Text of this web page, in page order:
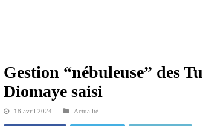
Gestion “nébuleuse” des
Diomaye saisi
18 avril 2024 Actualité